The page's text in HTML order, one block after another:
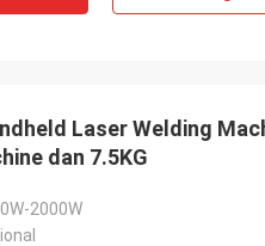
Laser Welding
dan 7.5KG
2000W